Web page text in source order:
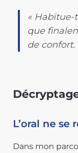
« Habitue-
que
de confort.
L’oral ne se
Dans mon